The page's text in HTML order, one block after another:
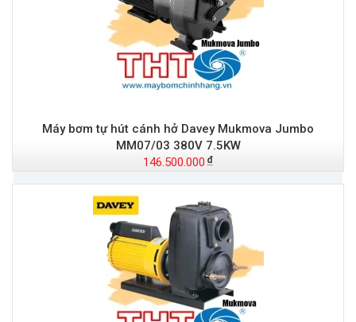
Máy bơm tự hút cánh hở Davey Mukmova Jumbo
MM07/03 380V 7.5KW
146.500.000